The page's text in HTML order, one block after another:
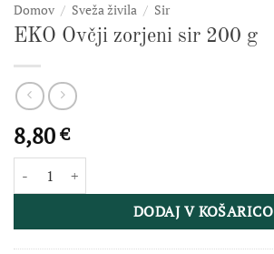
Domov / Sveža živila / Sir
EKO Ovčji zorjeni sir 200 g
8,80€
EKO Ovčji zorjeni sir 200 g količina
DODAJ V KOŠARICO